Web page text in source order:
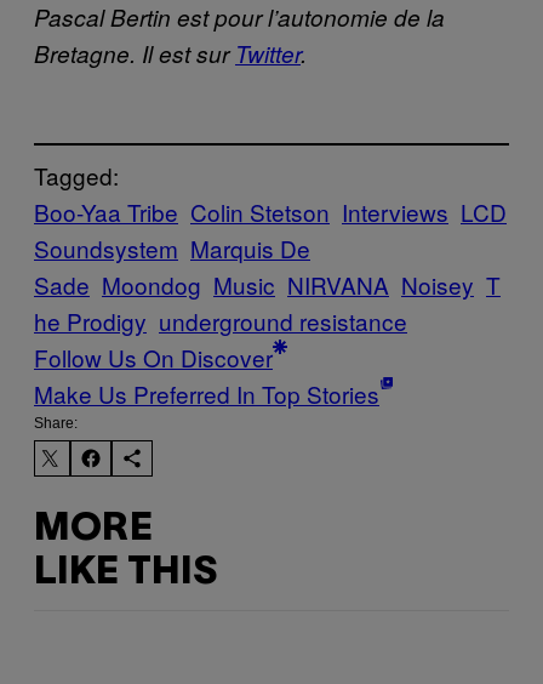
Pascal Bertin est pour l’autonomie de la
Bretagne. Il est surTwitter.
Tagged:
Boo-Yaa Tribe Colin Stetson Interviews LCD
Soundsystem Marquis De
Sade Moondog Music NIRVANA Noisey T
he Prodigy underground resistance
Follow Us On Discover
Make Us Preferred In Top Stories
Share:
MORE
LIKE THIS